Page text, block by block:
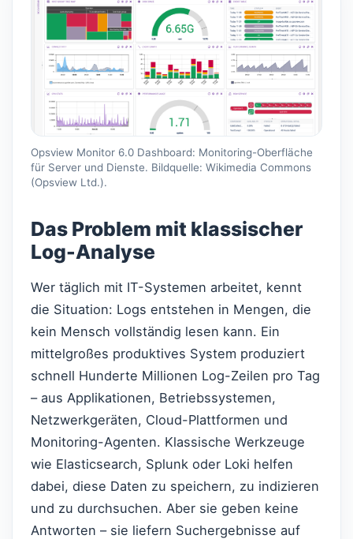
Opsview Monitor 6.0 Dashboard: Monitoring-Oberfläche
für Server und Dienste. Bildquelle: Wikimedia Commons
(Opsview Ltd.).
Das Problem mit klassischer
Log-Analyse
Wer täglich mit IT-Systemen arbeitet, kennt
die Situation: Logs entstehen in Mengen, die
kein Mensch vollständig lesen kann. Ein
mittelgroßes produktives System produziert
schnell Hunderte Millionen Log-Zeilen pro Tag
– aus Applikationen, Betriebssystemen,
Netzwerkgeräten, Cloud-Plattformen und
Monitoring-Agenten. Klassische Werkzeuge
wie Elasticsearch, Splunk oder Loki helfen
dabei, diese Daten zu speichern, zu indizieren
und zu durchsuchen. Aber sie geben keine
Antworten – sie liefern Suchergebnisse auf